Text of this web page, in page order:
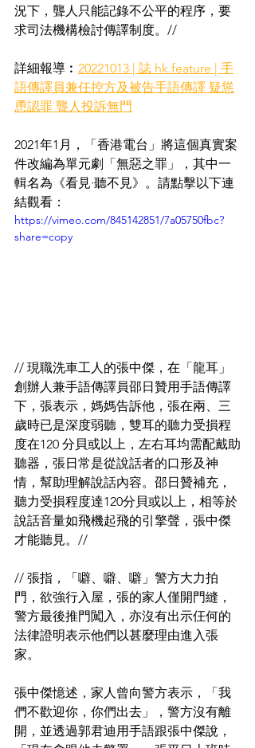
況下，聾人只能記錄不公平的程序，要
求司法機構檢討傳譯制度。//
詳細報導︰ 20221013 | 誌 hk.feature | 手
語傳譯員兼任控方及被告手語傳譯 疑慫
恿認罪 聾人投訴無門
2021年1月，「香港電台」將這個真實案
件改編為單元劇「無惡之罪」，其中一
輯名為《看見·聽不見》。請點擊以下連
結觀看：
https://vimeo.com/845142851/7a05750fbc?
share=copy
// 現職洗車工人的張中傑，在「龍耳」
創辦人兼手語傳譯員邵日贊用手語傳譯
下，張表示，媽媽告訴他，張在兩、三
歲時已是深度弱聽，雙耳的聽力受損程
度在120 分貝或以上，左右耳均需配戴助
聽器，張日常是從說話者的口形及神
情，幫助理解說話內容。邵日贊補充，
聽力受損程度達120分貝或以上，相等於
說話音量如飛機起飛的引擎聲，張中傑
才能聽見。//
// 張指，「噼、噼、噼」警方大力拍
門，欲強行入屋，張的家人僅開門縫，
警方最後推門闖入，亦沒有出示仼何的
法律證明表示他們以甚麼理由進入張
家。
張中傑憶述，家人曾向警方表示，「我
們不歡迎你，你們出去」，警方沒有離
開，並透過郭君迪用手語跟張中傑說，